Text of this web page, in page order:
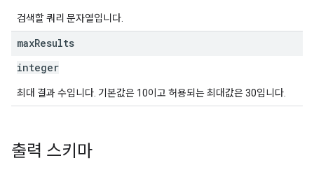
검색할 쿼리 문자열입니다.
maxResults
integer
최대 결과 수입니다. 기본값은 10이고 허용되는 최대값은 30입니다.
출력 스키마